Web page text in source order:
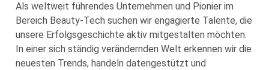
Als weltweit führendes Unternehmen und Pionier im
Bereich Beauty-Tech suchen wir engagierte Talente, die
unsere Erfolgsgeschichte aktiv mitgestalten möchten.
In einer sich ständig verändernden Welt erkennen wir die
neuesten Trends, handeln datengestützt und